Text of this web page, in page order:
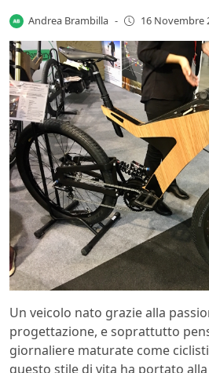
Andrea Brambilla - 16 Novembre
Un veicolo nato grazie alla
progettazione, e soprattutto
giornaliere maturate come
questo stile di vita ha portato